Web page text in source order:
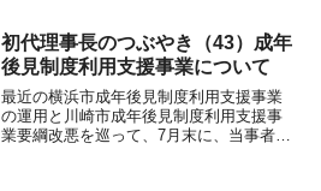
初代理事長のつぶやき（43）成年
後見制度利用支援事業について
最近の横浜市成年後見制度利用支援事業
の運用と川崎市成年後見制度利用支援事
業要綱改悪を巡って、7月末に、当事者で